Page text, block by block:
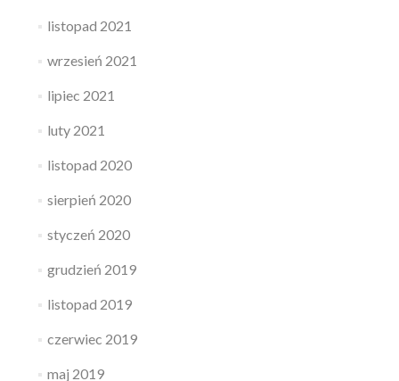
listopad 2021
wrzesień 2021
lipiec 2021
luty 2021
listopad 2020
sierpień 2020
styczeń 2020
grudzień 2019
listopad 2019
czerwiec 2019
maj 2019